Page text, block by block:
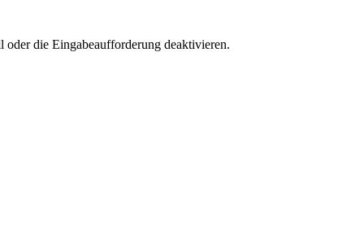
die Eingabeaufforderung deaktivieren.